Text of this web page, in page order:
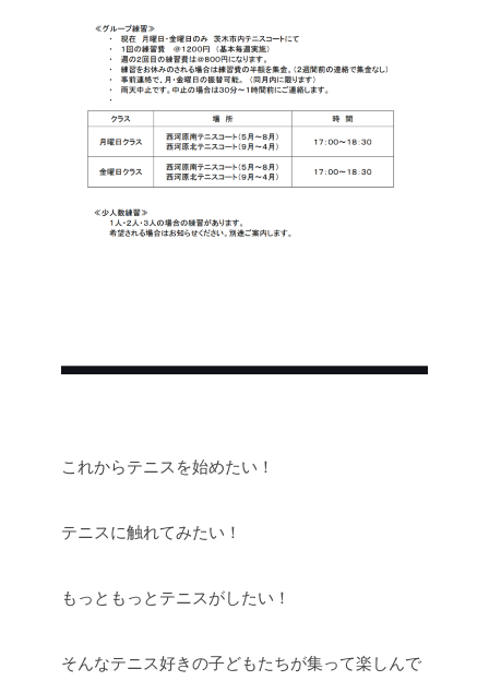
これからテニスを始めたい！
テニスに触れてみたい！
もっともっとテニスがしたい！
そんなテニス好きの子どもたちが集って楽しんで